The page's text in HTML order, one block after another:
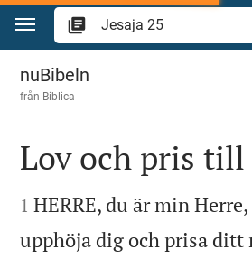
Hoppa till innehåll
Jesaja 25
nuBibeln
från Biblica

Lov och pris

1 HERRE, du är min
upphöja dig och prisa ditt